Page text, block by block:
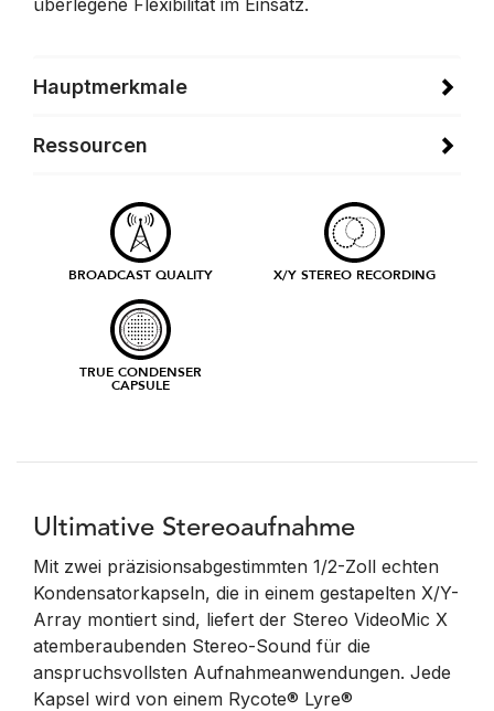
überlegene Flexibilität im Einsatz.
Hauptmerkmale
Ressourcen
BROADCAST QUALITY X/Y STEREO RECORDING
TRUE CONDENSER
CAPSULE
Ultimative Stereoaufnahme
Mit zwei präzisionsabgestimmten 1/2-Zoll echten
Kondensatorkapseln, die in einem gestapelten X/Y-
Array montiert sind, liefert der Stereo VideoMic X
atemberaubenden Stereo-Sound für die
anspruchsvollsten Aufnahmeanwendungen. Jede
Kapsel wird von einem Rycote® Lyre®